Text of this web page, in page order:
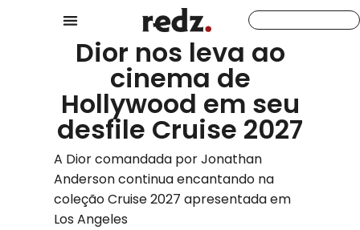
Dior nos leva ao
cinema de
Hollywood em seu
desfile Cruise 2027
A Dior comandada por Jonathan
Anderson continua encantando na
coleção Cruise 2027 apresentada em
Los Angeles